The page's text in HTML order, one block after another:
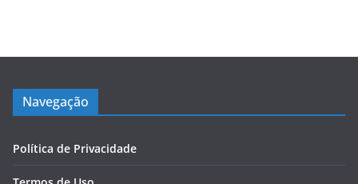
Navegação
Política de Privacidade